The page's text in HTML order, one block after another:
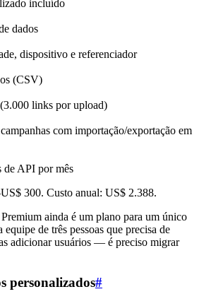
incluído
dados
dispositivo e referenciador
(CSV)
links por upload)
com importação/exportação em
de API por mês
300. Custo anual: US$ 2.388.
ainda é um plano para um único
equipe de três pessoas que precisa de
adicionar usuários — é preciso migrar
personalizados#